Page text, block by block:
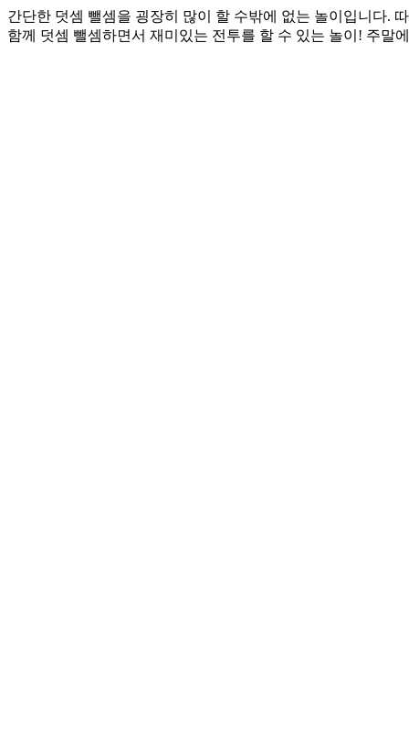
간단한 덧셈 뺄셈을 굉장히 많이 할 수밖에 없는 놀이입니다.
함께 덧셈 뺄셈하면서 재미있는 전투를 할 수 있는 놀이! 주말